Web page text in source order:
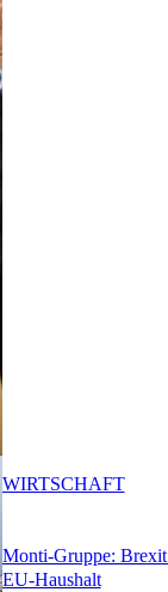
Monti-Gruppe:
EU-Haushalt
WIRTSCHAFT